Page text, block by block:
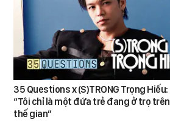
35 Questions x (S)TRONG Trọng Hiếu:
“Tôi chỉ là một đứa trẻ đang ở trọ trên
thế gian”